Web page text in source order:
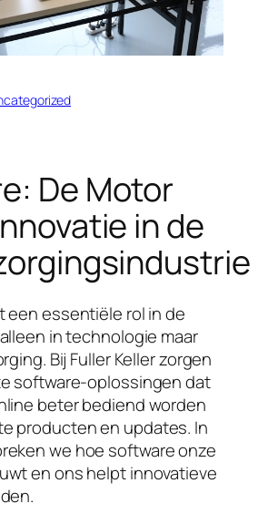
De Motor
in de
een essentiële rol in de
in technologie maar
Bij Fuller Keller zorgen
software-oplossingen dat
beter bediend worden
producten en updates. In
we hoe software onze
en ons helpt innovatieve